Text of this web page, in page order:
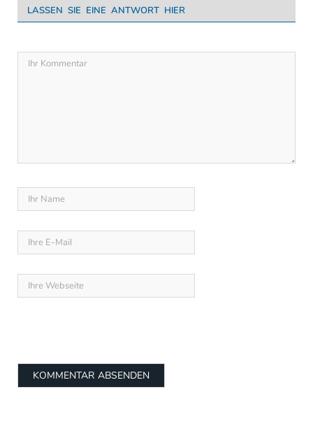
LASSEN SIE EINE ANTWORT HIER